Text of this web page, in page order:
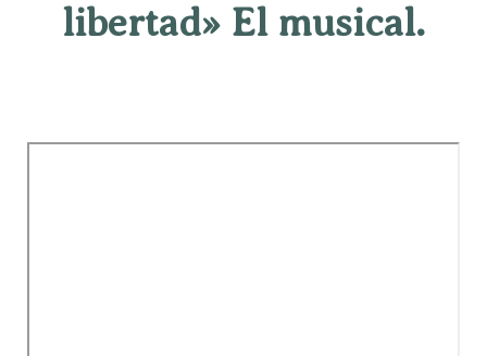
libertad» El musical.